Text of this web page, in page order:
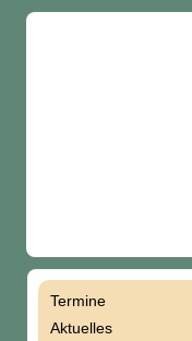
Termine
Aktuelles